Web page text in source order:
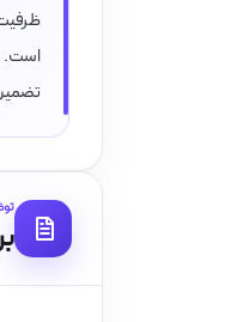
است.